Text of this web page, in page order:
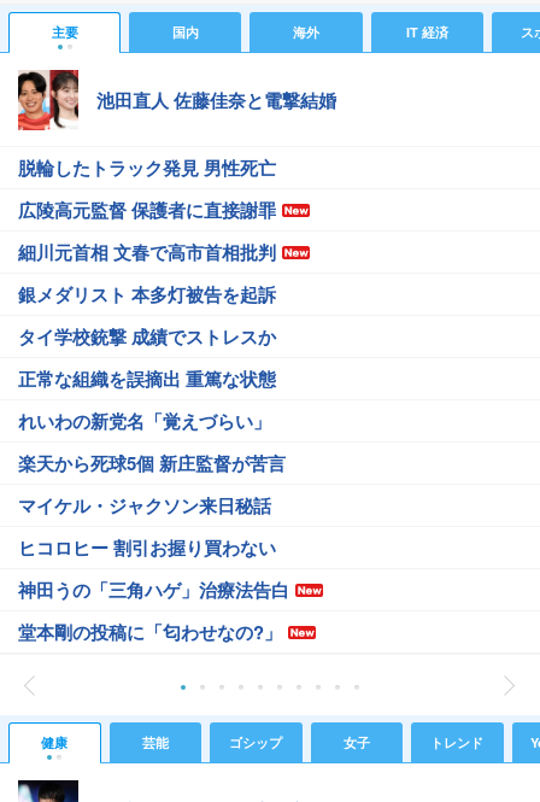
主要 国内 海外 IT 経済 ス
池田直人 佐藤佳奈と電撃結婚
脱輪したトラック発見 男性死亡
広陵高元監督 保護者に直接謝罪
細川元首相 文春で高市首相批判
銀メダリスト 本多灯被告を起訴
タイ学校銃撃 成績でストレスか
正常な組織を誤摘出 重篤な状態
れいわの新党名「覚えづらい」
楽天から死球5個 新庄監督が苦言
マイケル・ジャクソン来日秘話
ヒコロヒー 割引お握り買わない
神田うの「三角ハゲ」治療法告白
堂本剛の投稿に「匂わせなの?」
健康 芸能 ゴシップ 女子 トレンド